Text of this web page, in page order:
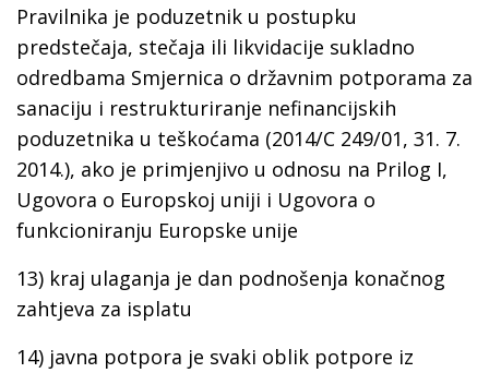
Pravilnika je poduzetnik u postupku
predstečaja, stečaja ili likvidacije sukladno
odredbama Smjernica o državnim potporama za
sanaciju i restrukturiranje nefinancijskih
poduzetnika u teškoćama (2014/C 249/01, 31. 7.
2014.), ako je primjenjivo u odnosu na Prilog I,
Ugovora o Europskoj uniji i Ugovora o
funkcioniranju Europske unije
13) kraj ulaganja je dan podnošenja konačnog
zahtjeva za isplatu
14) javna potpora je svaki oblik potpore iz